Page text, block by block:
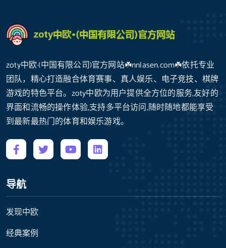
zoty中欧·(中国有限公司)官方网站☘️nnlasen.com☘️依托专业
团队，精心打造融合体育赛事、真人娱乐、电子竞技、棋牌
游戏的特色平台。zoty中欧为用户提供全方位的服务,友好的
界面和流畅的操作体验,支持多平台访问,随时随地都能享受
到最新最热门的体育和娱乐游戏。
导航
发现中欧
经典案例